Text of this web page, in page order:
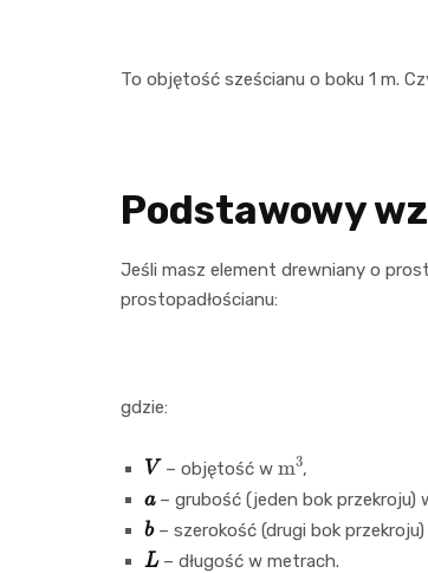
To objętość sześcianu o boku 1 m.
Podstawowy
Jeśli masz element drewniany o
prostopadłościanu:
gdzie:
V
– objętość w
3
,
– grubość (jeden bok przekroju)
b
– szerokość (drugi bok
L
– długość w metrach.